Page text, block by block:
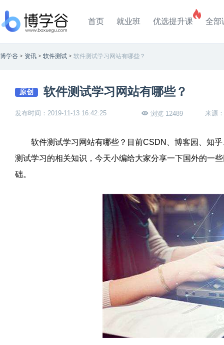
首页 就业班 优选提升课 全部
博学谷 > 资讯 > 软件测试 > 软件测试学习网站有哪些？
原创 软件测试学习网站有哪些？
发布时间：2019-11-13 16:42:25 浏览 12489 来源
软件测试学习网站有哪些？目前CSDN、博客园、知乎
测试学习的相关知识，今天小编给大家分享一下国外的一
础。